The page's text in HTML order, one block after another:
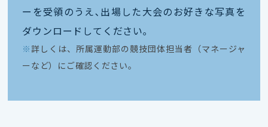
ーを受領のうえ､出場した大会のお好きな写真を
ダウンロードしてください｡
※ 詳しくは、所属運動部の競技団体担当者（マネージャ
ーなど）にご確認ください。